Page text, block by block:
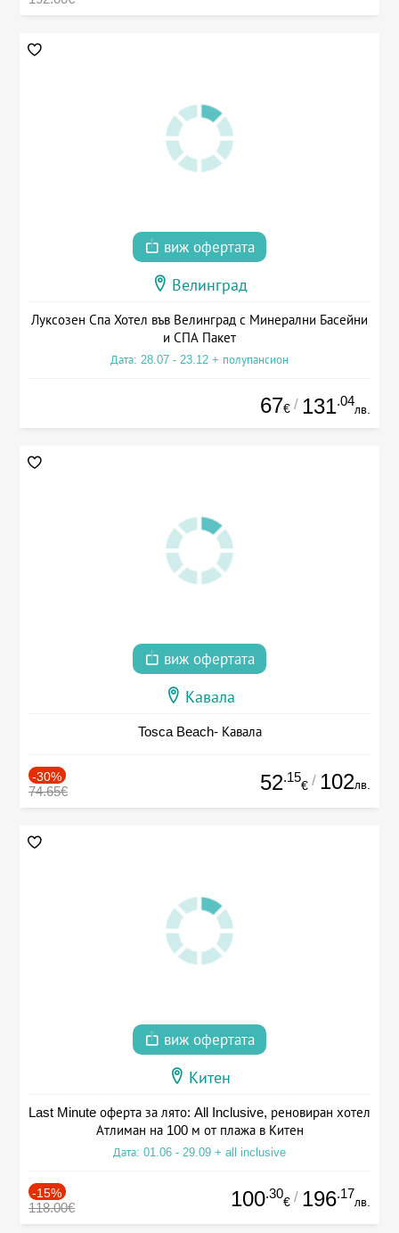
виж офертата
Велинград
Луксозен Спа Хотел във Велинград с Минерални Басейни
и СПА Пакет
Дата: 28.07 - 23.12 + полупансион
67€ / 131.04
лв.
виж офертата
Кавала
Tosca Beach- Кавала
-30%
74.65€ 52.15
€ / 102лв.
виж офертата
Китен
Last Minute оферта за лято: All Inclusive, реновиран хотел
Атлиман на 100 м от плажа в Китен
Дата: 01.06 - 29.09 + all inclusive
-15%
118.00€ 100.30
€ / 196.17
лв.